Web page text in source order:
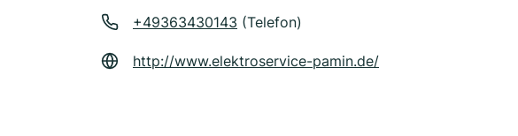
+49363430143 (Telefon)
http://www.elektroservice-pamin.de/